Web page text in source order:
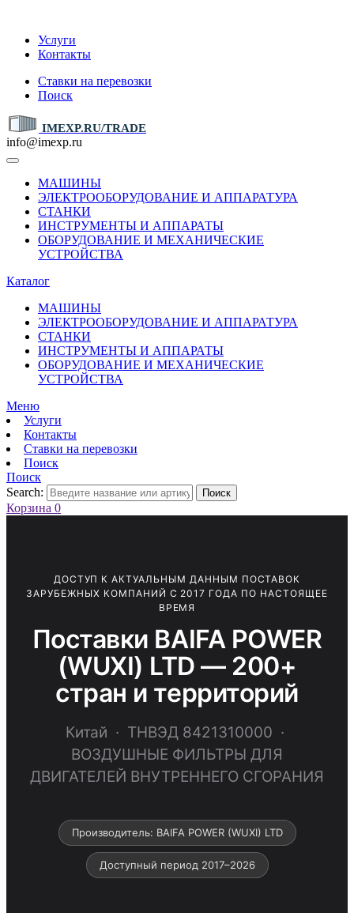
Услуги
Контакты
Ставки на перевозки
Поиск
IMEXP.RU/TRADE
info@imexp.ru
МАШИНЫ
ЭЛЕКТРООБОРУДОВАНИЕ И АППАРАТУРА
СТАНКИ
ИНСТРУМЕНТЫ И АППАРАТЫ
ОБОРУДОВАНИЕ И МЕХАНИЧЕСКИЕ
УСТРОЙСТВА
Каталог
МАШИНЫ
ЭЛЕКТРООБОРУДОВАНИЕ И АППАРАТУРА
СТАНКИ
ИНСТРУМЕНТЫ И АППАРАТЫ
ОБОРУДОВАНИЕ И МЕХАНИЧЕСКИЕ
УСТРОЙСТВА
Меню
Услуги
Контакты
Ставки на перевозки
Поиск
Поиск
Search:
Поиск
Корзина 0
ДОСТУП К АКТУАЛЬНЫМ ДАННЫМ ПОСТАВОК
ЗАРУБЕЖНЫХ КОМПАНИЙ С 2017 ГОДА ПО НАСТОЯЩЕЕ
ВРЕМЯ
Поставки BAIFA POWER
(WUXI) LTD — 200+
стран и территорий
Китай · ТНВЭД 8421310000 ·
ВОЗДУШНЫЕ ФИЛЬТРЫ ДЛЯ
ДВИГАТЕЛЕЙ ВНУТРЕННЕГО СГОРАНИЯ
Производитель: BAIFA POWER (WUXI) LTD
Доступный период 2017–2026